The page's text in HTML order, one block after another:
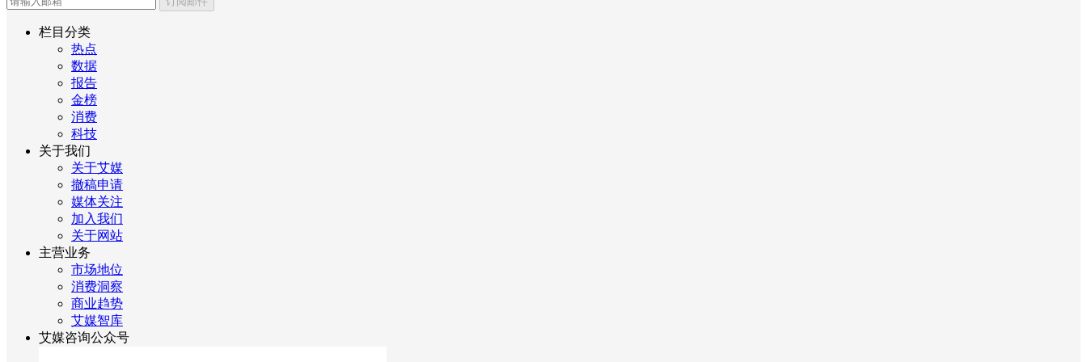
栏目分类
热点
数据
报告
金榜
消费
科技
关于我们
关于艾媒
撤稿申请
媒体关注
加入我们
关于网站
主营业务
市场地位
消费洞察
商业趋势
艾媒智库
艾媒咨询公众号